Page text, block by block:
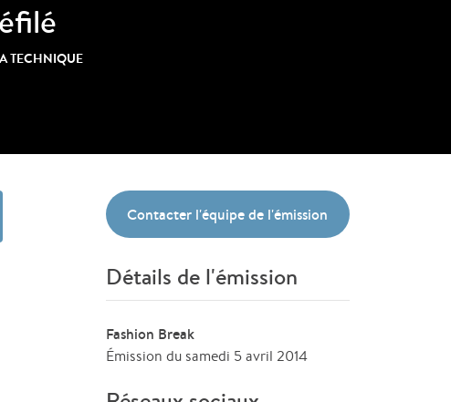
TECHNIQUE
Contacter l'équipe de l'émission
Détails de l'émission
Fashion Break
Émission du samedi 5 avril 2014